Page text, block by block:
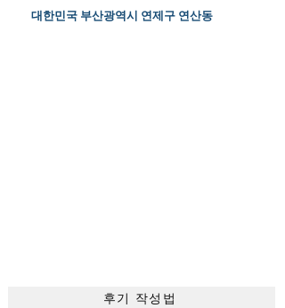
대한민국 부산광역시 연제구 연산동
후기 작성법